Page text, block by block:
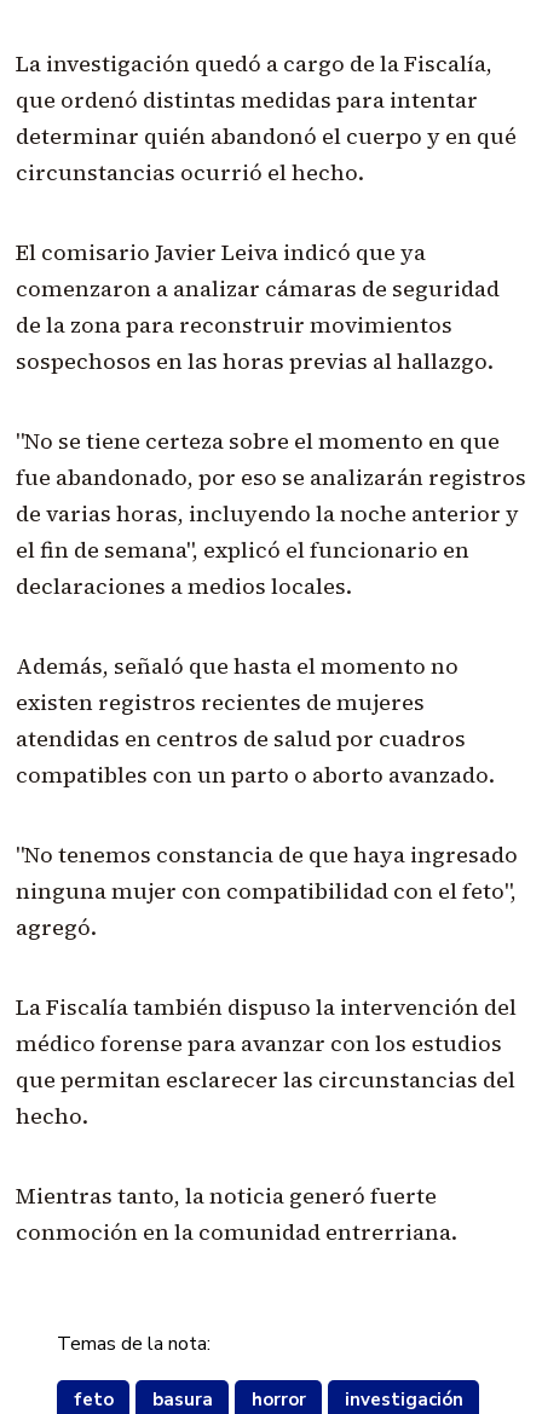
La investigación quedó a cargo de la Fiscalía,
que ordenó distintas medidas para intentar
determinar quién abandonó el cuerpo y en qué
circunstancias ocurrió el hecho.
El comisario Javier Leiva indicó que ya
comenzaron a analizar cámaras de seguridad
de la zona para reconstruir movimientos
sospechosos en las horas previas al hallazgo.
"No se tiene certeza sobre el momento en que
fue abandonado, por eso se analizarán registros
de varias horas, incluyendo la noche anterior y
el fin de semana", explicó el funcionario en
declaraciones a medios locales.
Además, señaló que hasta el momento no
existen registros recientes de mujeres
atendidas en centros de salud por cuadros
compatibles con un parto o aborto avanzado.
"No tenemos constancia de que haya ingresado
ninguna mujer con compatibilidad con el feto",
agregó.
La Fiscalía también dispuso la intervención del
médico forense para avanzar con los estudios
que permitan esclarecer las circunstancias del
hecho.
Mientras tanto, la noticia generó fuerte
conmoción en la comunidad entrerriana.
Temas de la nota:
feto basura horror investigación